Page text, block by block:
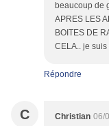
beaucoup de
APRES LES
BOITES DE
CELA.. je
Répondre
C Christian 06/